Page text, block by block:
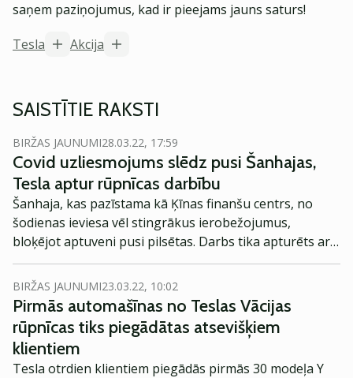
saņem paziņojumus, kad ir pieejams jauns saturs!
Tesla
Akcija
SAISTĪTIE RAKSTI
BIRŽAS JAUNUMI28.03.22, 17:59
Covid uzliesmojums slēdz pusi Šanhajas,
Tesla aptur rūpnīcas darbību
Šanhaja, kas pazīstama kā Ķīnas finanšu centrs, no
šodienas ieviesa vēl stingrākus ierobežojumus,
bloķējot aptuveni pusi pilsētas. Darbs tika apturēts arī
Teslas rūpnīcā.
BIRŽAS JAUNUMI23.03.22, 10:02
Pirmās automašīnas no Teslas Vācijas
rūpnīcas tiks piegādātas atsevišķiem
klientiem
Tesla otrdien klientiem piegādās pirmās 30 modeļa Y